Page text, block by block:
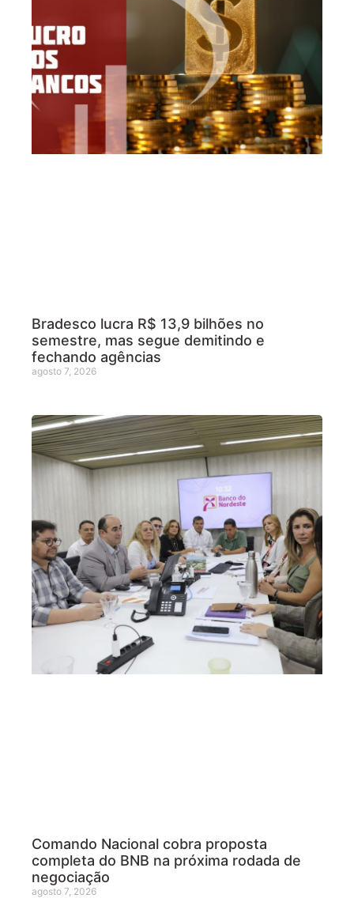
Bradesco lucra R$ 13,9 bilhões no
semestre, mas segue demitindo e
fechando agências
agosto 7, 2026
Comando Nacional cobra proposta
completa do BNB na próxima rodada de
negociação
agosto 7, 2026